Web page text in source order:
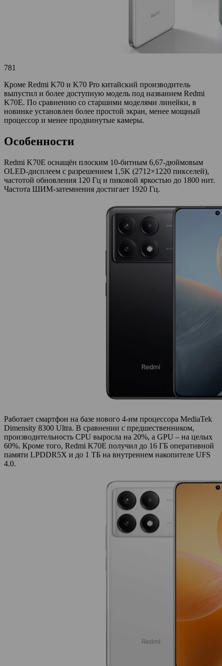
781
Кроме Redmi K70 и K70 Pro китайский производитель
выпустил и более доступную модель под названием Redmi
K70E. По сравнению со старшими моделями линейки, в
новинке установлен более простой экран, менее мощный
процессор и менее продвинутые камеры.
Особенности
Redmi K70E оснащён плоским 10-битным 6,67-дюймовым
OLED-дисплеем с разрешением 1,5K (2712×1220 пикселей),
частотой обновления 120 Гц и пиковой яркостью до 1800 нит.
Частота ШИМ-затемнения достигает 1920 Гц.
Работает смартфон на базе нового 4-нм процессора MediaTek
Dimensity 8300 Ultra. В сравнении с предшественником,
производительность CPU выросла на 20%, а GPU – на целых
60%. Кроме того, Redmi K70E получил до 16 ГБ оперативной
памяти LPDDR5X и до 1 ТБ на внутреннем накопителе UFS
4.0.